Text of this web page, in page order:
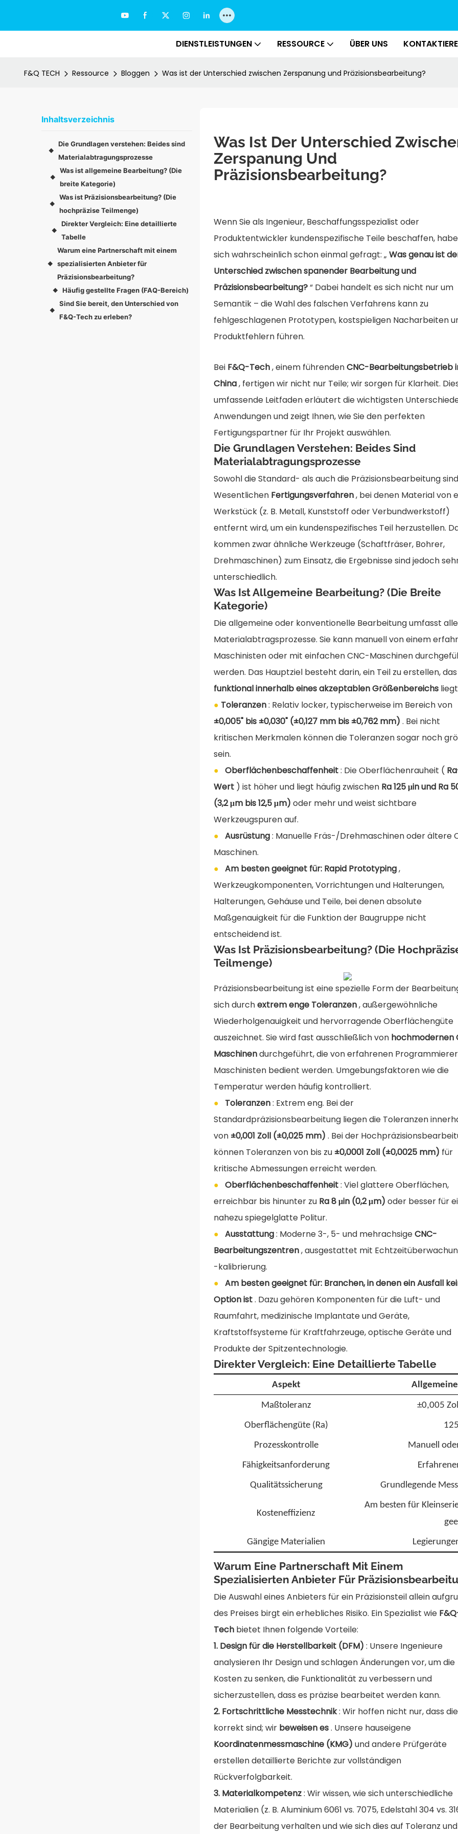
DIENSTLEISTUNGEN RESSOURCE ÜBER UNS
F&Q TECH Ressource Bloggen Was ist der Unterschied zwischen Zerspanung und Präzisionsbearbeitung?
Inhaltsverzeichnis
◆
Die Grundlagen verstehen: Beides sind
Materialabtragungsprozesse
◆
Was ist allgemeine Bearbeitung? (Die
breite Kategorie)
◆
Was ist Präzisionsbearbeitung? (Die
hochpräzise Teilmenge)
◆
Direkter Vergleich: Eine detaillierte
Tabelle
◆
Warum eine Partnerschaft mit einem
spezialisierten Anbieter für
Präzisionsbearbeitung?
◆ Häufig gestellte Fragen (FAQ-Bereich)
◆
Sind Sie bereit, den Unterschied von
F&Q-Tech zu erleben?
Was Ist Der Unterschied
Zerspanung Und
Präzisionsbearbeitung?
Wenn Sie als Ingenieur, Beschaffungsspezialist oder
Produktentwickler kundenspezifische Teile beschaffen,
sich wahrscheinlich schon einmal gefragt: „Was genau ist
Unterschied zwischen spanender Bearbeitung und
Präzisionsbearbeitung?“ Dabei handelt es sich nicht nur um
Semantik – die Wahl des falschen Verfahrens kann zu
fehlgeschlagenen Prototypen, kostspieligen Nacharbeiten
Produktfehlern führen.
Bei F&Q-Tech, einem führendenCNC-Bearbeitungsbetrieb
China, fertigen wir nicht nur Teile; wir sorgen für Klarheit.
umfassende Leitfaden erläutert die wichtigsten
Anwendungen und zeigt Ihnen, wie Sie den perfekten
Fertigungspartner für Ihr Projekt auswählen.
Die Grundlagen Verstehen: Beides Sind
Materialabtragungsprozesse
Sowohl die Standard- als auch die Präzisionsbearbeitung
Wesentlichen Fertigungsverfahren, bei denen Material von
Werkstück (z. B. Metall, Kunststoff oder Verbundwerkstoff)
entfernt wird, um ein kundenspezifisches Teil herzustellen.
kommen zwar ähnliche Werkzeuge (Schaftfräser, Bohrer,
Drehmaschinen) zum Einsatz, die Ergebnisse sind jedoch
unterschiedlich.
Was Ist Allgemeine Bearbeitung? (Die Breite
Kategorie)
Die allgemeine oder konventionelle Bearbeitung umfasst alle
Materialabtragsprozesse. Sie kann manuell von einem
Maschinisten oder mit einfachen CNC-Maschinen
werden. Das Hauptziel besteht darin, ein Teil zu erstellen, das
funktional innerhalb eines akzeptablen Größenbereichs
● Toleranzen: Relativ locker, typischerweise im Bereich von
±0,005" bis ±0,030" (±0,127 mm bis ±0,762 mm) . Bei nicht
kritischen Merkmalen können die Toleranzen sogar noch
sein.
● Oberflächenbeschaffenheit: Die Oberflächenrauheit (
Wert ) ist höher und liegt häufig zwischen Ra 125 μin und Ra
(3,2 μm bis 12,5 μm) oder mehr und weist sichtbare
Werkzeugspuren auf.
● Ausrüstung: Manuelle Fräs-/Drehmaschinen oder ältere
Maschinen.
● Am besten geeignet für: Rapid Prototyping,
Werkzeugkomponenten, Vorrichtungen und Halterungen,
Halterungen, Gehäuse und Teile, bei denen absolute
Maßgenauigkeit für die Funktion der Baugruppe nicht
entscheidend ist.
Was Ist Präzisionsbearbeitung? (Die
Teilmenge)
Präzisionsbearbeitung ist eine spezielle Form der
sich durchextrem enge Toleranzen, außergewöhnliche
Wiederholgenauigkeit und hervorragende Oberflächengüte
auszeichnet. Sie wird fast ausschließlich von hochmodernen
Maschinendurchgeführt, die von erfahrenen
Maschinisten bedient werden. Umgebungsfaktoren wie die
Temperatur werden häufig kontrolliert.
●
Toleranzen: Extrem eng. Bei der
Standardpräzisionsbearbeitung liegen die Toleranzen
von ±0,001 Zoll (±0,025 mm) . Bei der
können Toleranzen von bis zu ±0,0001 Zoll (±0,0025 mm) für
kritische Abmessungen erreicht werden.
● Oberflächenbeschaffenheit: Viel glattere Oberflächen,
erreichbar bis hinunter zu Ra 8 μin (0,2 μm) oder besser für
nahezu spiegelglatte Politur.
● Ausstattung: Moderne 3-, 5- und mehrachsigeCNC-
Bearbeitungszentren, ausgestattet mit
-kalibrierung.
● Am besten geeignet für: Branchen, in denen ein Ausfall
Option ist. Dazu gehören Komponenten für die Luft- und
Raumfahrt, medizinische Implantate und Geräte,
Kraftstoffsysteme für Kraftfahrzeuge, optische Geräte und
Produkte der Spitzentechnologie.
Direkter Vergleich: Eine Detaillierte Tabelle
Aspekt Allgemeine
Maßtoleranz ±0,005
Oberflächengüte (Ra)
Prozesskontrolle Manuell
Fähigkeitsanforderung
Qualitätssicherung Grundlegende
Kosteneffizienz
Am besten für
Gängige Materialien
Warum Eine Partnerschaft Mit Einem
Spezialisierten Anbieter Für
Die Auswahl eines Anbieters für ein Präzisionsteil allein
des Preises birgt ein erhebliches Risiko. Ein Spezialist wie
Tech bietet Ihnen folgende Vorteile:
1. Design für die Herstellbarkeit (DFM) : Unsere Ingenieure
analysieren Ihr Design und schlagen Änderungen vor, um die
Kosten zu senken, die Funktionalität zu verbessern und
sicherzustellen, dass es präzise bearbeitet werden kann.
2. Fortschrittliche Messtechnik: Wir hoffen nicht nur, dass
korrekt sind; wir beweisen es. Unsere hauseigene
Koordinatenmessmaschine (KMG) und andere Prüfgeräte
erstellen detaillierte Berichte zur vollständigen
Rückverfolgbarkeit.
3. Materialkompetenz: Wir wissen, wie sich unterschiedliche
Materialien (z. B. Aluminium 6061 vs. 7075, Edelstahl 304 vs.
der Bearbeitung verhalten und wie sich dies auf Toleranz und